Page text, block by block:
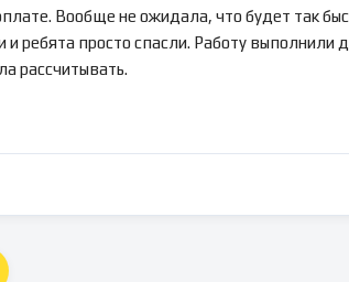
Вообще не ожидала, что будет так
и ребята просто спасли. Работу выполнили
рассчитывать.